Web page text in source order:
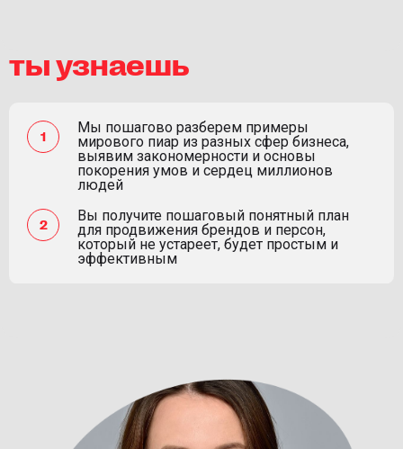
ты узнаешь
Мы пошагово разберем примеры
мирового пиар из разных сфер бизнеса,
выявим закономерности и основы
покорения умов и сердец миллионов
людей
Вы получите пошаговый понятный план
для продвижения брендов и персон,
который не устареет, будет простым и
эффективным